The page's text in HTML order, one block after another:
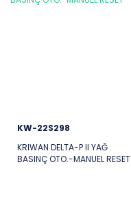
KW-22S298
KRIWAN DELTA-P II YAĞ
BASINÇ OTO.-MANUEL RESET